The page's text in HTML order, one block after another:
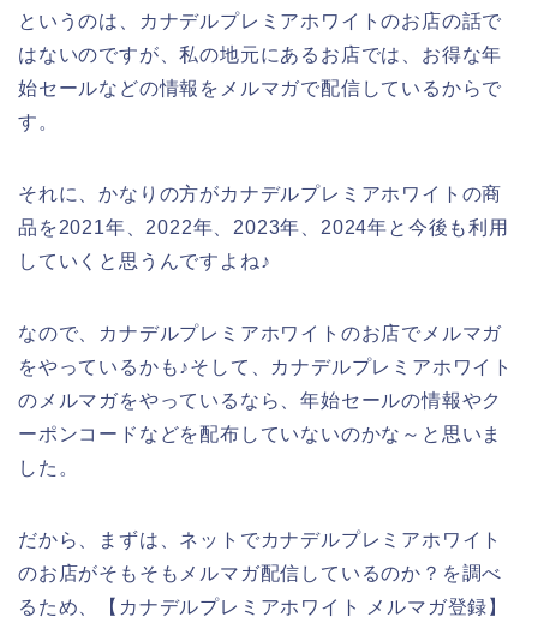
というのは、カナデルプレミアホワイトのお店の話で
はないのですが、私の地元にあるお店では、お得な年
始セールなどの情報をメルマガで配信しているからで
す。
それに、かなりの方がカナデルプレミアホワイトの商
品を2021年、2022年、2023年、2024年と今後も利用
していくと思うんですよね♪
なので、カナデルプレミアホワイトのお店でメルマガ
をやっているかも♪そして、カナデルプレミアホワイト
のメルマガをやっているなら、年始セールの情報やク
ーポンコードなどを配布していないのかな～と思いま
した。
だから、まずは、ネットでカナデルプレミアホワイト
のお店がそもそもメルマガ配信しているのか？を調べ
るため、【カナデルプレミアホワイト メルマガ登録】